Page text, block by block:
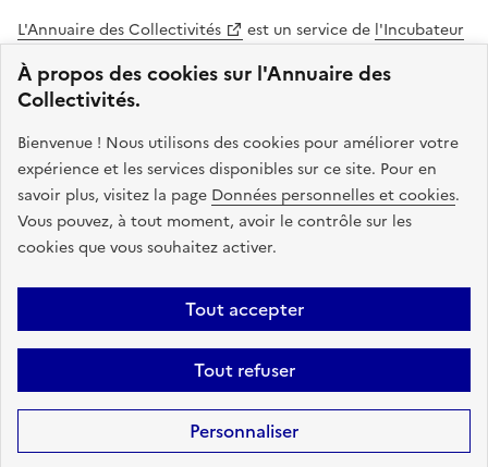
À propos des cookies sur l'Annuaire des
Collectivités.
Bienvenue ! Nous utilisons des cookies pour améliorer votre
expérience et les services disponibles sur ce site. Pour en
savoir plus, visitez la page Données personnelles et cookies.
Vous pouvez, à tout moment, avoir le contrôle sur les
cookies que vous souhaitez activer.
Tout accepter
Tout refuser
Personnaliser
L'Annuaire des Collectivités est un service de l'Incubateur
des Territoires
Cohésion des Territoires
. Le code source de ce site web
est disponible en licence libre. Le design de ce site est conçu
avec le système de design de l’État.
legifrance.gouv.fr
info.gouv.fr
service-public.gouv.fr
data.gouv.fr
Plan du site Accessibilite : non conforme
Mentions légales
Politique de confidentialité
Gestion des cookies FAQ
Kit de
Statistiques Code source
Sauf mention contraire, tous les contenus de ce site sont sous